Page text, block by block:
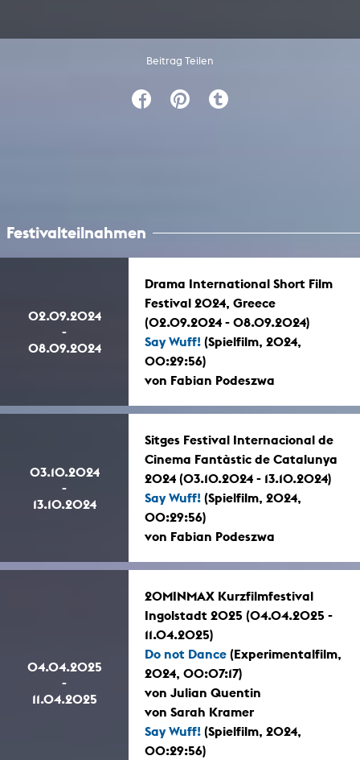
Beitrag Teilen
Festivalteilnahmen
02.09.2024
-
08.09.2024
Drama International Short Film
Festival 2024, Greece
(02.09.2024 - 08.09.2024)
Say Wuff! (Spielfilm, 2024,
00:29:56)
von Fabian Podeszwa
03.10.2024
-
13.10.2024
Sitges Festival Internacional de
Cinema Fantàstic de Catalunya
2024 (03.10.2024 - 13.10.2024)
Say Wuff! (Spielfilm, 2024,
00:29:56)
von Fabian Podeszwa
04.04.2025
-
11.04.2025
20MINMAX Kurzfilmfestival
Ingolstadt 2025 (04.04.2025 -
11.04.2025)
Do not Dance (Experimentalfilm,
2024, 00:07:17)
von Julian Quentin
von Sarah Kramer
Say Wuff! (Spielfilm, 2024,
00:29:56)